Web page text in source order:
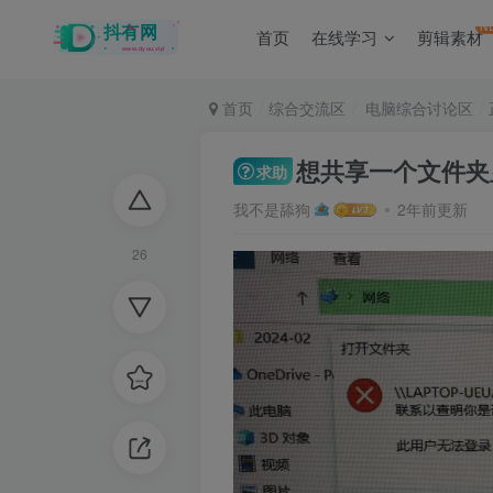
首页 在线学习 剪辑素材
26
首页 综合交流区 电脑综合讨论区
求助 想共享一个文件
我不是舔狗 2年前更新